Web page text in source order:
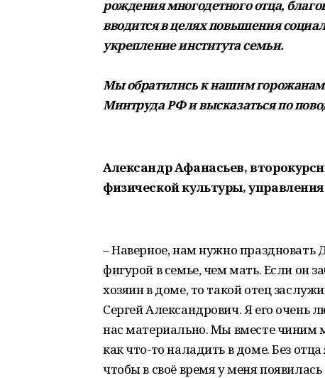
рождения многодетного отца,
вводится в целях повышения
укрепление института семьи.
Мы обратились к нашим горожанам
Минтруда РФ и высказаться по
Александр Афанасьев,
физической культуры,
– Наверное, нам нужно праздновать
фигурой в семье, чем мать. Если он
хозяин в доме, то такой отец
Сергей Александрович. Я его очень
нас материально. Мы вместе чиним
как что-то наладить в доме. Без
чтобы в своё время у меня